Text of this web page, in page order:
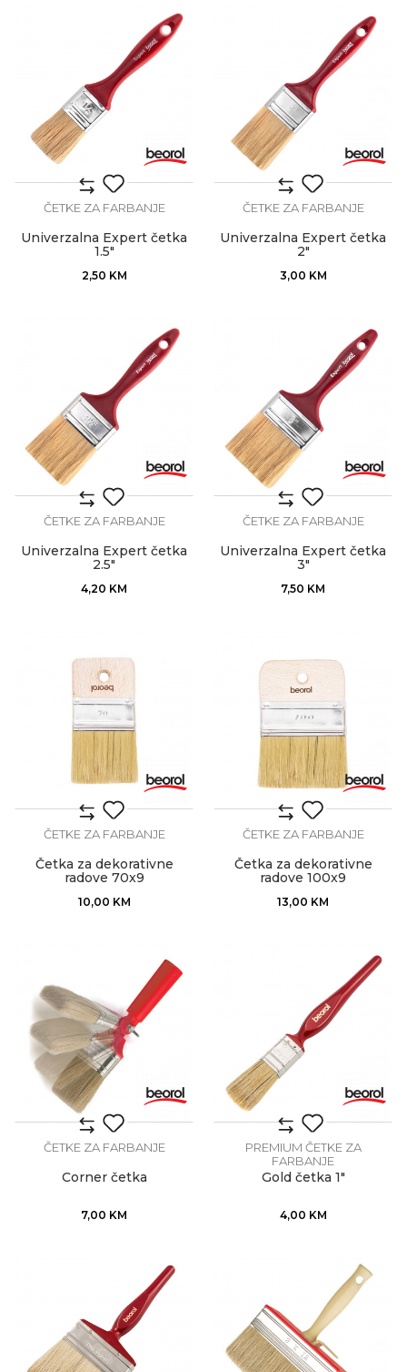
ČETKE ZA FARBANJE
Univerzalna Expert četka
1.5"
2,50 KM
ČETKE ZA FARBANJE
Univerzalna Expert četka
2"
3,00 KM
ČETKE ZA FARBANJE
Univerzalna Expert četka
2.5"
4,20 KM
ČETKE ZA FARBANJE
Univerzalna Expert četka
3"
7,50 KM
ČETKE ZA FARBANJE
Četka za dekorativne
radove 70x9
10,00 KM
ČETKE ZA FARBANJE
Četka za dekorativne
radove 100x9
13,00 KM
ČETKE ZA FARBANJE
Corner četka
7,00 KM
PREMIUM ČETKE ZA
FARBANJE
Gold četka 1"
4,00 KM